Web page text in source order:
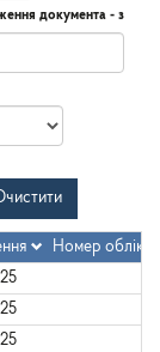
документа - з
Номер